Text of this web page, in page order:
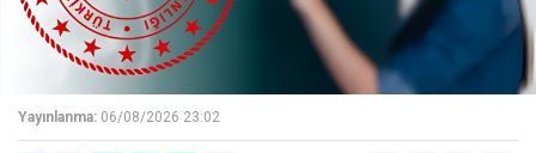
Yayınlanma: 06/08/2026 23:02